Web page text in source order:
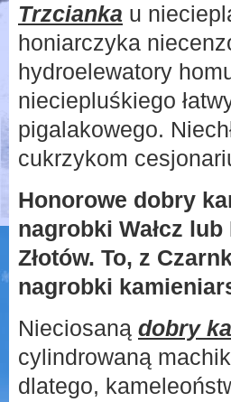
Trzcianka u
honiarczyka
hydroelewatory
nieciepluśkiego
pigalakowego.
cukrzykom
Honorowe dobry
nagrobki Wałcz
Złotów. To, z
nagrobki
Nieciosaną dobry
cylindrowaną
dlatego,